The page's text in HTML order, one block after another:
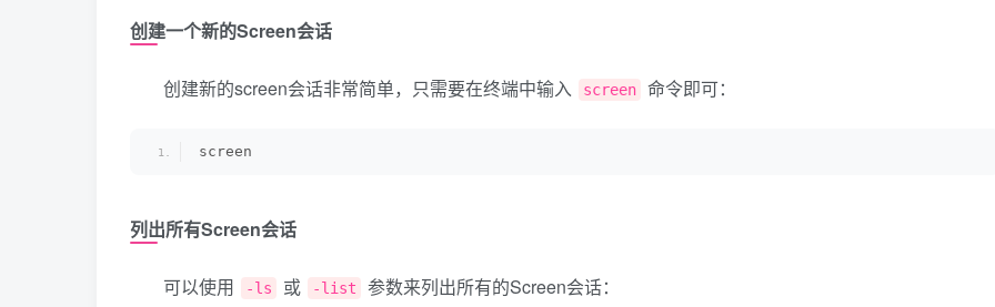
创建一个新的Screen会话
创建新的screen会话非常简单，只需要在终端中输入 screen 命令即可：
screen
列出所有Screen会话
可以使用 -ls 或 -list 参数来列出所有的Screen会话：